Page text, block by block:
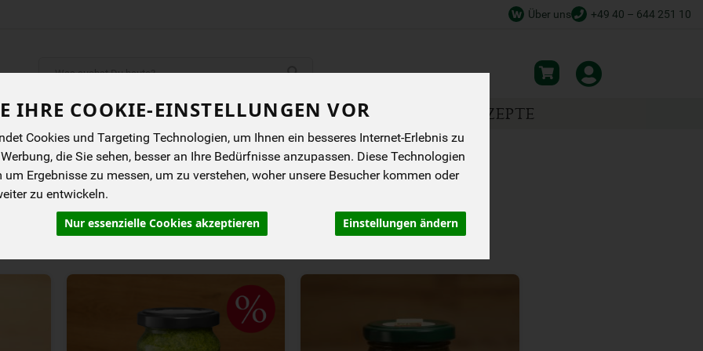
IHRE COOKIE-EINSTELLUNGEN VOR
Cookies und Targeting Technologien, um Ihnen ein besseres Internet-Erlebnis zu
die Sie sehen, besser an Ihre Bedürfnisse anzupassen. Diese Technologien
Ergebnisse zu messen, um zu verstehen, woher unsere Besucher kommen oder
zu entwickeln.
Nur essenzielle Cookies akzeptieren Einstellungen ändern
+49 40 – 644 251 10
Über uns
BIOKISTEN ANGEBOTE NEUES INSPIRATION REZEPTE
Allergene